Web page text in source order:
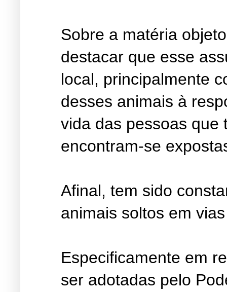
Sobre a matéria
destacar que esse
local, principalmente
desses animais à
vida das pessoas que
encontram-se
Afinal, tem sido
animais soltos em
Especificamente em
ser adotadas pelo